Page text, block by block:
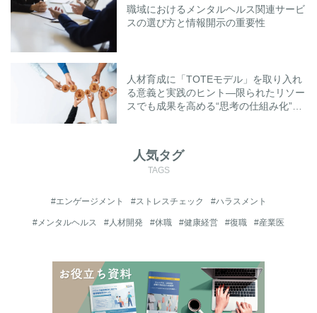
職域におけるメンタルヘルス関連サービ
スの選び方と情報開示の重要性
人材育成に「TOTEモデル」を取り入れ
る意義と実践のヒント―限られたリソー
スでも成果を高める“思考の仕組み化”と
人気タグ
TAGS
#エンゲージメント #ストレスチェック #ハラスメント
#メンタルヘルス #人材開発 #休職 #健康経営 #復職 #産業医